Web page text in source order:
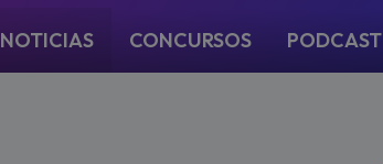
NOTICIAS CONCURSOS PODCAST